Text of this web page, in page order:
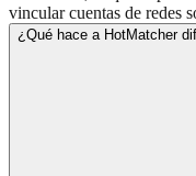
vincular cuentas de redes
¿Qué hace a HotMatcher